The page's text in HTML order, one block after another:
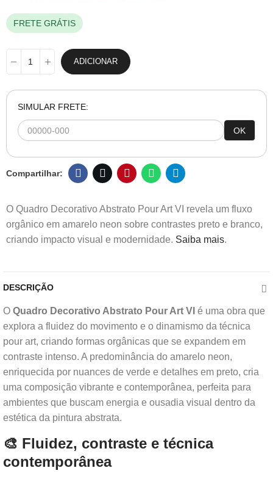
FRETE GRÁTIS
ADICIONAR
SIMULAR FRETE:
OK
O Quadro Decorativo Abstrato Pour Art VI revela um fluxo
orgânico em amarelo neon sobre contrastes preto e branco,
criando impacto visual e modernidade. Saiba mais.
DESCRIÇÃO
O Quadro Decorativo Abstrato Pour Art VI é uma obra que
explora a fluidez do movimento e o dinamismo da técnica
pour art, criando formas orgânicas que se expandem em
contraste intenso. A predominância do amarelo neon,
enriquecida por nuances de verde e detalhes em preto, cria
uma composição vibrante e contemporânea, perfeita para
ambientes que buscam energia e ousadia visual dentro da
estética da pintura abstrata.
🎨 Fluidez, contraste e técnica
contemporânea